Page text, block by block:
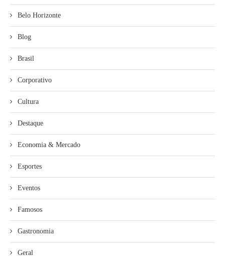
Belo Horizonte
Blog
Brasil
Corporativo
Cultura
Destaque
Economia & Mercado
Esportes
Eventos
Famosos
Gastronomia
Geral